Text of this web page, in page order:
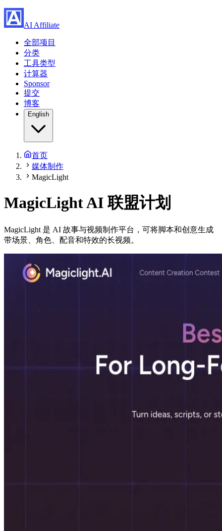
AI Affiliate
全部项目
分类
工具类型
计算器
Sponsor
提交
博客
English
首页
媒体制作
MagicLight
MagicLight AI 联盟计划
MagicLight 是 AI 故事与视频制作平台，可将脚本和创意生成
带场景、角色、配音和特效的长视频。